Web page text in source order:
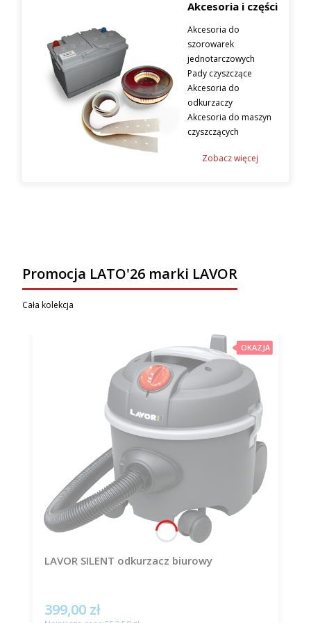
Akcesoria i części
Akcesoria do
szorowarek
jednotarczowych
Pady czyszczące
Akcesoria do
odkurzaczy
Akcesoria do maszyn
czyszczących
Zobacz więcej
Promocja LATO'26 marki LAVOR
Cała kolekcja
OKAZJA
LAVOR SILENT odkurzacz biurowy
Cena promocyjna
399,00 zł